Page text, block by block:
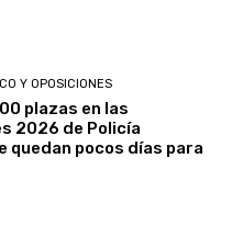
Y OPOSICIONES
plazas en las
2026 de Policía
quedan pocos días para